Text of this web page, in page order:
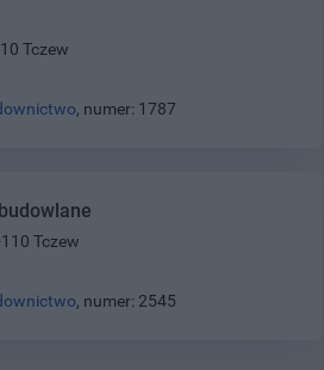
Tczew
, numer: 1787
Tczew
, numer: 2545